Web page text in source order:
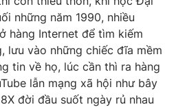
lai
những năm 1990, nhiều
hàng Internet để tìm kiếm
lưu vào những chiếc đĩa mềm
tin về họ, lúc cần thì ra hàng
lẫn mạng xã hội như bây
đời đầu suốt ngày rủ nhau